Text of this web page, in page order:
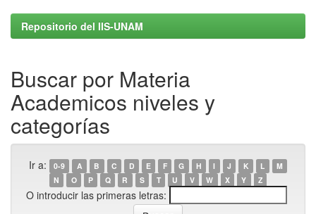
Repositorio del IIS-UNAM
Buscar por Materia
Academicos niveles y
categorías
Ir a: 0-9 A B C D E F G H I J K L
M
N
O P Q R S T U V W X Y Z
O introducir las primeras letras: